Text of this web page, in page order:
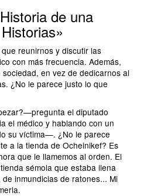
de una
reunirnos y discutir las
con más frecuencia. Además,
en vez de dedicarnos al
¿No le parece justo lo que
el diputado
el médico y hablando con un
su víctima—. ¿No le parece
a la tienda de Ocheinikef? Es
que le llamemos al orden. El
sémola que estaba llena
inmundicias de ratones... Mi